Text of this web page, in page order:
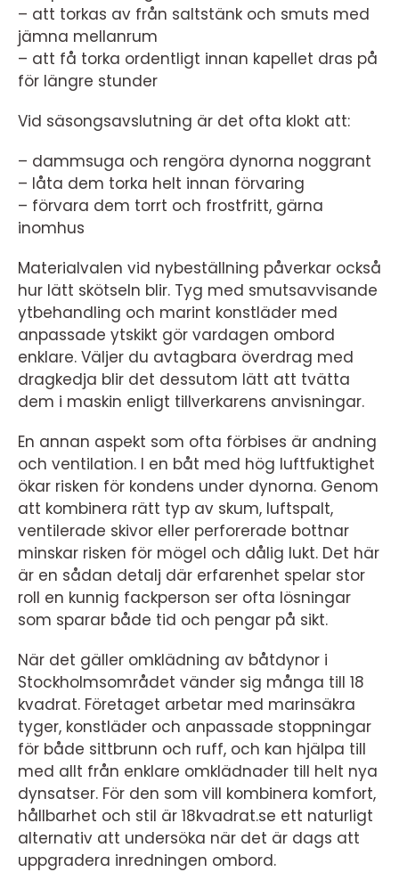
– att torkas av från saltstänk och smuts med
jämna mellanrum
– att få torka ordentligt innan kapellet dras på
för längre stunder
Vid säsongsavslutning är det ofta klokt att:
– dammsuga och rengöra dynorna noggrant
– låta dem torka helt innan förvaring
– förvara dem torrt och frostfritt, gärna
inomhus
Materialvalen vid nybeställning påverkar också
hur lätt skötseln blir. Tyg med smutsavvisande
ytbehandling och marint konstläder med
anpassade ytskikt gör vardagen ombord
enklare. Väljer du avtagbara överdrag med
dragkedja blir det dessutom lätt att tvätta
dem i maskin enligt tillverkarens anvisningar.
En annan aspekt som ofta förbises är andning
och ventilation. I en båt med hög luftfuktighet
ökar risken för kondens under dynorna. Genom
att kombinera rätt typ av skum, luftspalt,
ventilerade skivor eller perforerade bottnar
minskar risken för mögel och dålig lukt. Det här
är en sådan detalj där erfarenhet spelar stor
roll en kunnig fackperson ser ofta lösningar
som sparar både tid och pengar på sikt.
När det gäller omklädning av båtdynor i
Stockholmsområdet vänder sig många till 18
kvadrat. Företaget arbetar med marinsäkra
tyger, konstläder och anpassade stoppningar
för både sittbrunn och ruff, och kan hjälpa till
med allt från enklare omklädnader till helt nya
dynsatser. För den som vill kombinera komfort,
hållbarhet och stil är 18kvadrat.se ett naturligt
alternativ att undersöka när det är dags att
uppgradera inredningen ombord.